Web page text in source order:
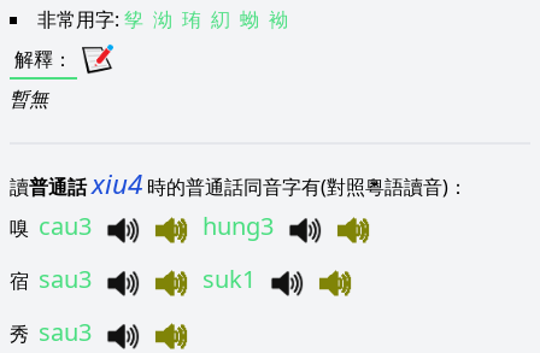
非常用字: 孧 泑 珛 糿 蚴 袎
解釋 ：
暫無
讀普通話xiu4 時的普通話同音字有(對照粵語讀音)：
嗅 cau3 hung3
宿 sau3 suk1
秀 sau3